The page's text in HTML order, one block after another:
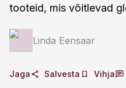
tooteid, mis võitlevad
Linda Eensaar
Jaga Salvesta Vihja